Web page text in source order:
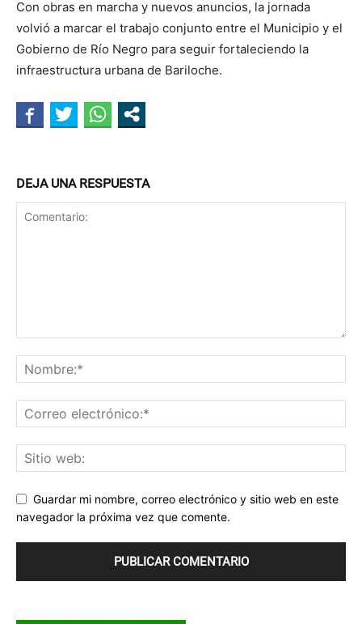
Con obras en marcha y nuevos anuncios, la jornada
volvió a marcar el trabajo conjunto entre el Municipio y el
Gobierno de Río Negro para seguir fortaleciendo la
infraestructura urbana de Bariloche.
DEJA UNA RESPUESTA
Guardar mi nombre, correo electrónico y sitio web en este
navegador la próxima vez que comente.